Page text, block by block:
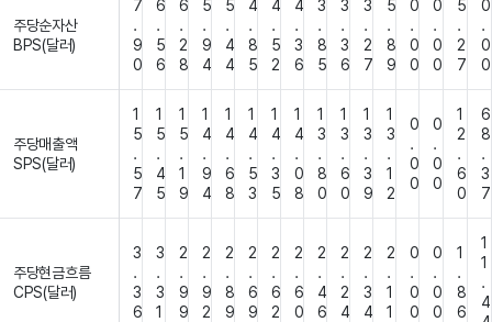
주당순자산
BPS(달러)
7
.
9
0
6
.
5
6
6
.
2
8
5
.
9
4
5
.
4
4
4
.
8
5
4
.
5
2
4
.
3
6
3
.
8
5
3
.
3
6
3
.
2
7
5
.
8
9
0
.
0
0
0
.
0
0
5
.
2
7
0
.
0
0
주당매출액
SPS(달러)
1
5
.
5
7
1
5
.
4
5
1
5
.
1
9
1
4
.
9
4
1
4
.
6
8
1
4
.
5
3
1
4
.
3
5
1
4
.
0
8
1
3
.
8
0
1
3
.
6
0
1
3
.
3
9
1
3
.
1
2
0
.
0
0
0
.
0
0
1
2
.
6
0
6
8
.
3
7
주당현금흐름
CPS(달러)
3
.
3
6
3
.
3
1
2
.
9
9
2
.
9
2
2
.
8
9
2
.
6
9
2
.
6
2
2
.
6
0
2
.
4
6
2
.
2
4
2
.
3
4
2
.
1
1
0
.
0
0
0
.
0
0
1
.
8
6
1
1
.
4